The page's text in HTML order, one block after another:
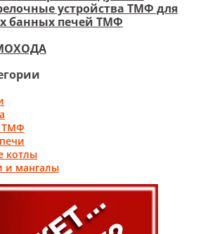
устройства ТМФ для
банных печей ТМФ
ТМФ
котлы
и мангалы